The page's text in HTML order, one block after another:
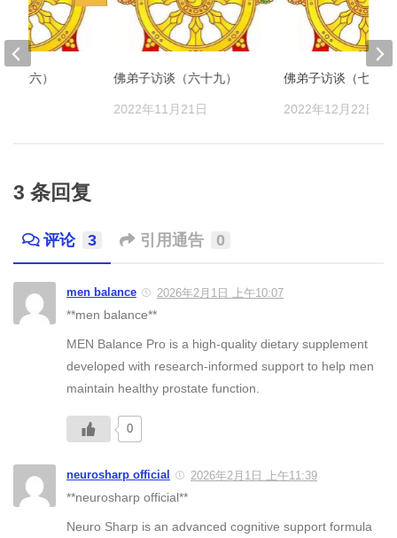
佛弟子访谈（六十九）
2022年11月21日
佛弟子访谈（七十
2022年12月22日
十六）
3 条回复
评论 3 引用通告 0
men balance 2026年2月1日 上午10:07
**men balance**
MEN Balance Pro is a high-quality dietary supplement
developed with research-informed support to help men
maintain healthy prostate function.
0
neurosharp official 2026年2月1日 上午11:39
**neurosharp official**
Neuro Sharp is an advanced cognitive support formula